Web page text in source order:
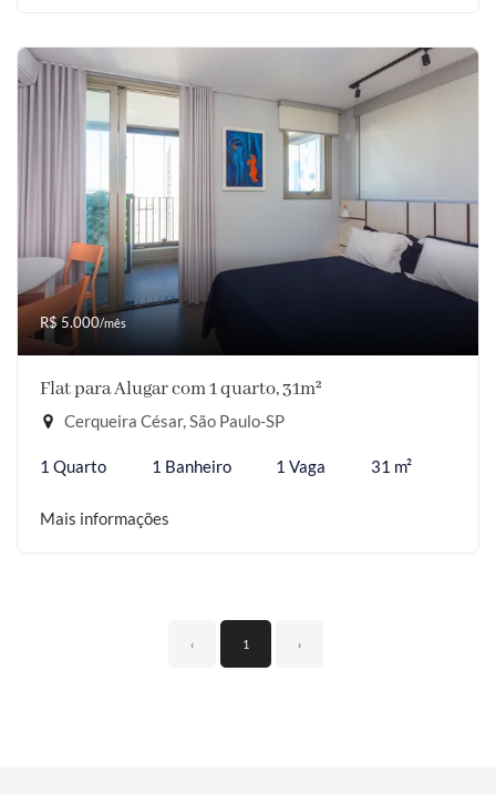
R$ 5.000/mês
Flat para Alugar com 1 quarto, 31m²
Cerqueira César, São Paulo-SP
1 Quarto 1 Banheiro 1 Vaga 31 m²
Mais informações
‹ 1 ›